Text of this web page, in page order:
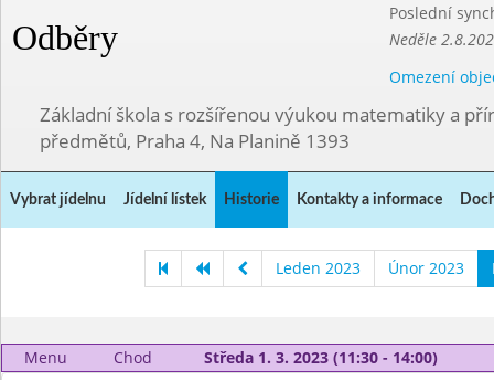
Odběry
Poslední
Neděle
Omezení
Základní škola s rozšířenou výukou matematiky a
předmětů, Praha 4, Na Planině 1393
Vybrat jídelnu Jídelní lístek Historie Kontakty a informace
Leden 2023 Únor 2023
Menu Chod Středa 1. 3. 2023 (11:30 - 14:00)